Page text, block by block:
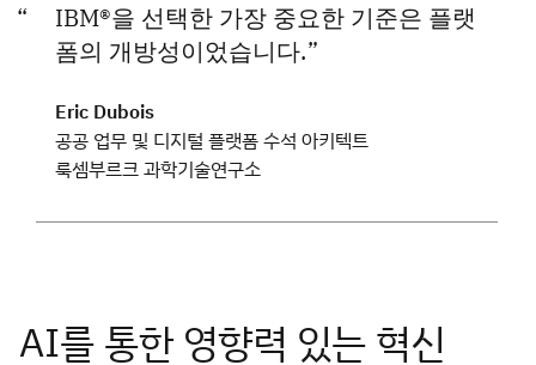
IBM®을 선택한 가장 중요한 기준은 플랫
폼의 개방성이었습니다.
Eric Dubois
공공 업무 및 디지털 플랫폼 수석 아키텍트
룩셈부르크 과학기술연구소